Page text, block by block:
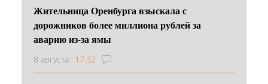
Жительница Оренбурга взыскала с
дорожников более миллиона рублей за
аварию из-за ямы
8 августа 17:32